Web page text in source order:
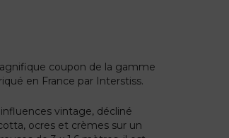
coupon de la gamme
en France par Interstiss.
vintage, décliné
ocres et crèmes sur un